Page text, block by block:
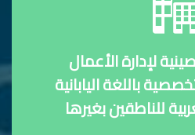
لإدارة الأعمال
باللغة اليابانية
للناطقين بغيرها